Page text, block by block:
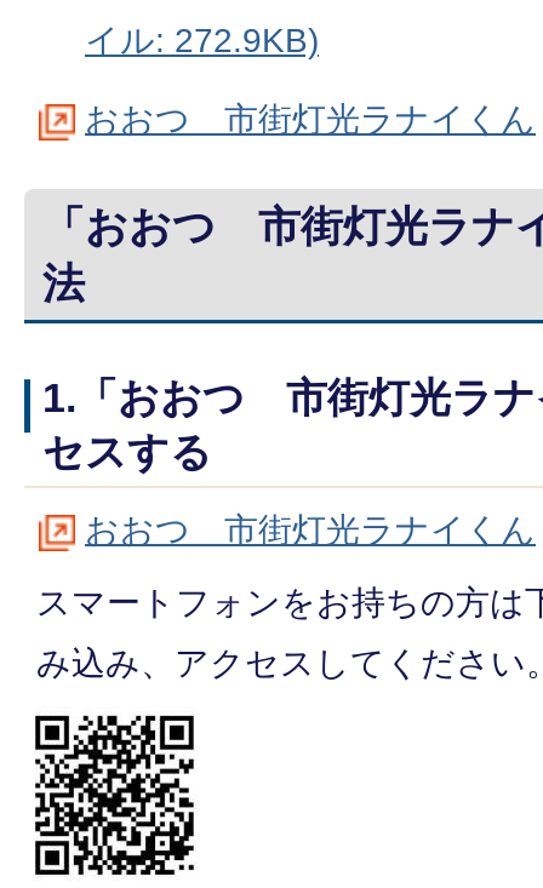
イル: 272.9KB)
おおつ 市街灯光ラナイくん
「おおつ 市街灯光ラナ
法
1.「おおつ 市街灯光ラナ
セスする
おおつ 市街灯光ラナイくん
スマートフォンをお持ちの方は
み込み、アクセスしてください